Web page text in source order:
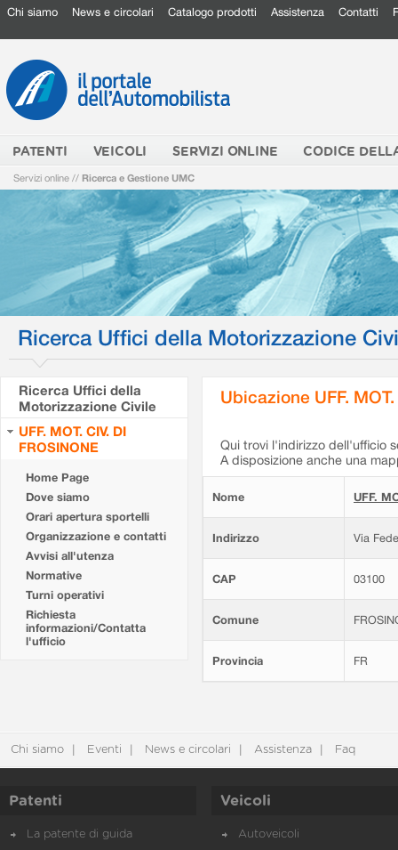
Chi siamo News e circolari Catalogo prodotti Assistenza Contatti
PATENTI VEICOLI SERVIZI ONLINE CODICE
Servizi online // Ricerca e Gestione UMC
Ricerca Uffici della Motorizzazione
Ricerca Uffici della
Motorizzazione Civile
UFF. MOT. CIV. DI
FROSINONE
Home Page
Dove siamo
Orari apertura sportelli
Organizzazione e contatti
Avvisi all'utenza
Normative
Turni operativi
Richiesta
informazioni/Contatta
l'ufficio
Ubicazione UFF.
Qui trovi l'indirizzo dell'ufficio
A disposizione anche una
Nome UFF.
Indirizzo Via
CAP 03100
Comune
Provincia FR
Chi siamo Eventi News e circolari Assistenza Faq
Patenti
La patente di guida
Veicoli
Autoveicoli